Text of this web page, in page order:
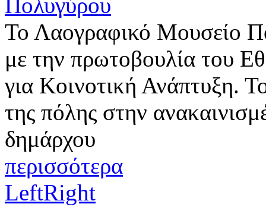
Το Λαογραφικό Μουσείο
με την πρωτοβουλία του
για Κοινοτική Ανάπτυξη.
της πόλης στην
δημάρχου
περισσότερα
LeftRight